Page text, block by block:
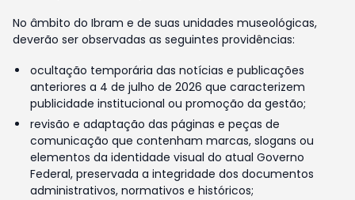
No âmbito do Ibram e de suas unidades museológicas,
deverão ser observadas as seguintes providências:
ocultação temporária das notícias e publicações
anteriores a 4 de julho de 2026 que caracterizem
publicidade institucional ou promoção da gestão;
revisão e adaptação das páginas e peças de
comunicação que contenham marcas, slogans ou
elementos da identidade visual do atual Governo
Federal, preservada a integridade dos documentos
administrativos, normativos e históricos;